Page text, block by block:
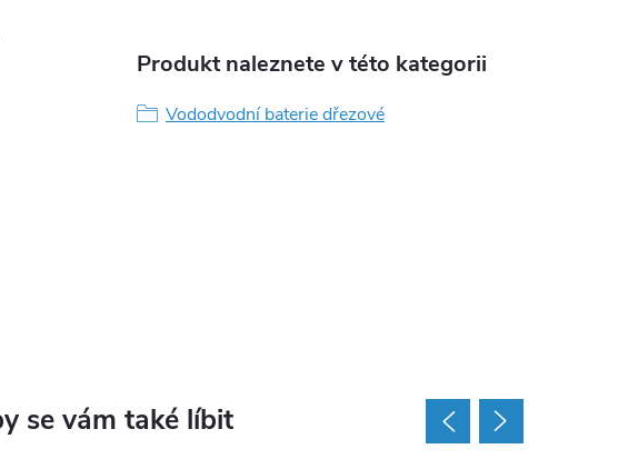
Produkt naleznete v této kategorii
Vododvodní baterie dřezové